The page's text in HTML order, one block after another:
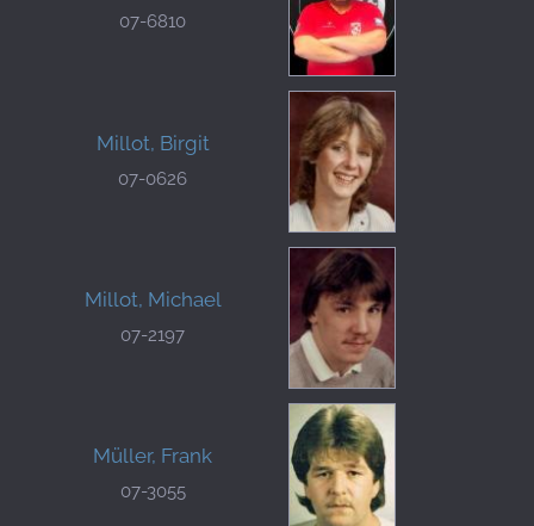
07-6810
Millot, Birgit
07-0626
Millot, Michael
07-2197
Müller, Frank
07-3055